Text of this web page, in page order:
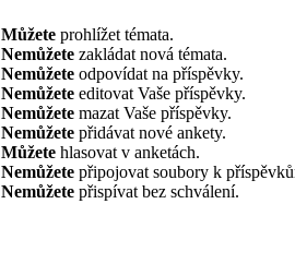
Můžete prohlížet témata.
Nemůžete zakládat nová témata.
Nemůžete odpovídat na příspěvky.
Nemůžete editovat Vaše příspěvky.
Nemůžete mazat Vaše příspěvky.
Nemůžete přidávat nové ankety.
Můžete hlasovat v anketách.
Nemůžete připojovat soubory k
Nemůžete přispívat bez schválení.